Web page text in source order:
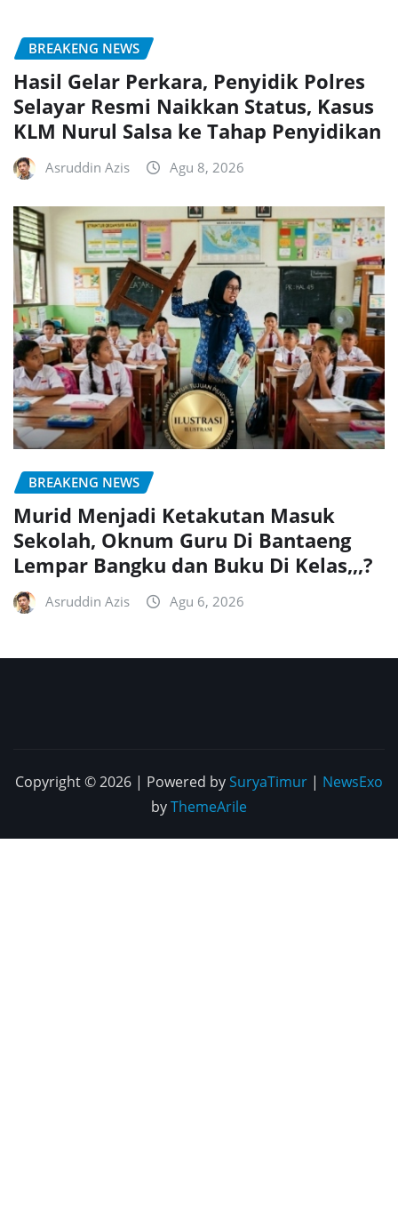
BREAKENG NEWS
Hasil Gelar Perkara, Penyidik Polres
Selayar Resmi Naikkan Status, Kasus
KLM Nurul Salsa ke Tahap Penyidikan
Asruddin Azis Agu 8, 2026
BREAKENG NEWS
Murid Menjadi Ketakutan Masuk
Sekolah, Oknum Guru Di Bantaeng
Lempar Bangku dan Buku Di Kelas,,,?
Asruddin Azis Agu 6, 2026
Copyright © 2026 | Powered bySuryaTimur | NewsExo
byThemeArile